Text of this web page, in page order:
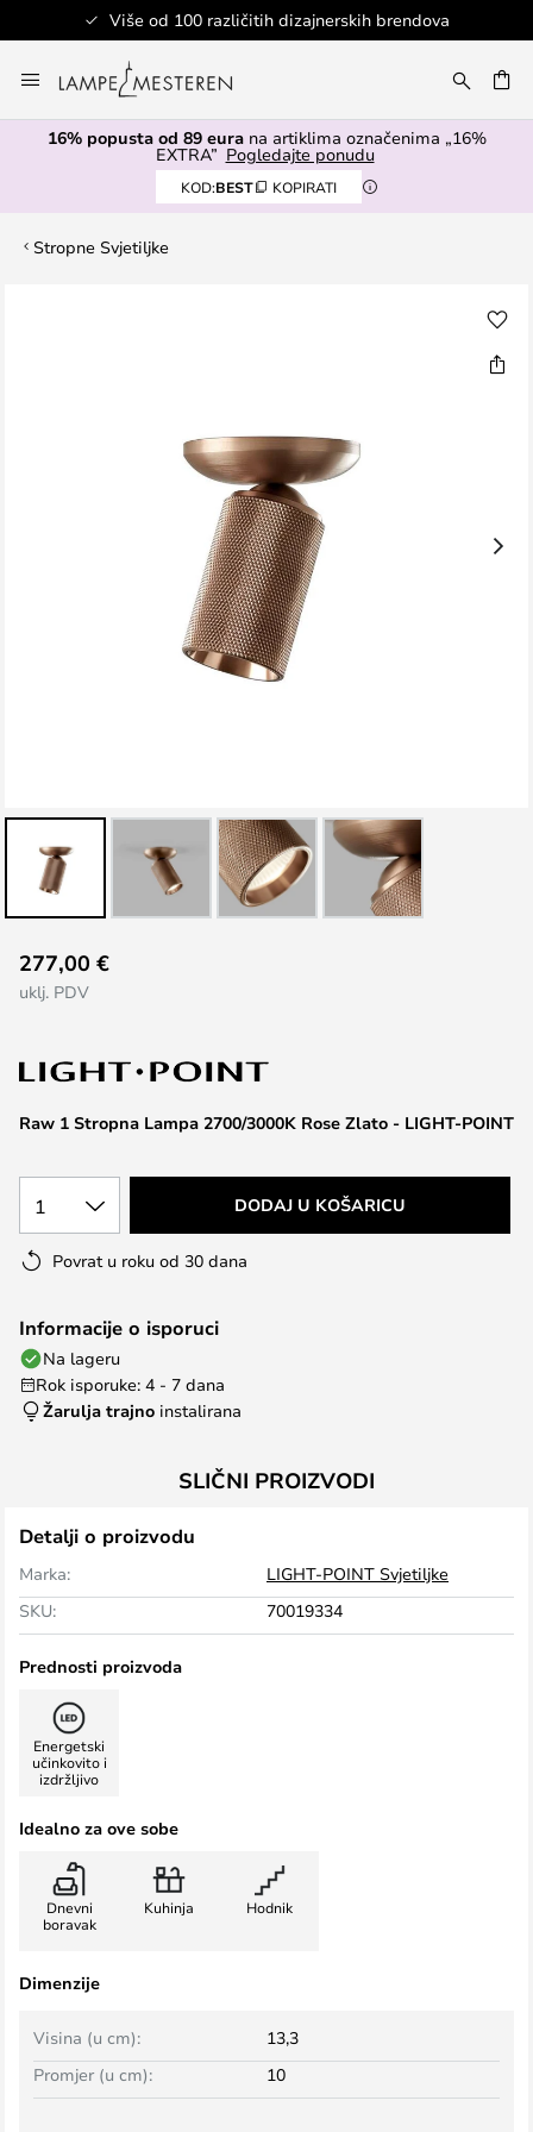
Više od 100 različitih dizajnerskih brendova
to
Content
16% popusta od 89 eurana artiklima označenima „16%
EXTRA” Pogledajte ponudu
KOD:BEST KOPIRATI
Stropne Svjetiljke
to
the
of
images
Raw 1 Stropna Lampa 2700/3000K Rose Zlato - LIGHT-POINT
277,00 €
uklj. PDV
1 DODAJ U KOŠARICU
Povrat u roku od 30 dana
Informacije o isporuci
Na lageru
Rok isporuke: 4 - 7 dana
Žarulja trajno instalirana
SLIČNI PROIZVODI
Detalji o proizvodu
Marka:
LIGHT-POINT Svjetiljke
SKU:
70019334
Prednosti proizvoda
Energetski
učinkovito i
izdržljivo
Idealno za ove sobe
Dnevni
boravak
Kuhinja Hodnik
Dimenzije
Visina (u cm):
13,3
Promjer (u cm):
10